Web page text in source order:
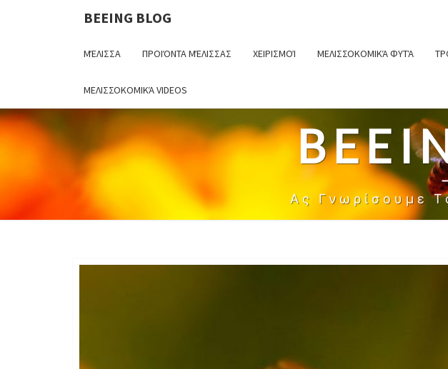
BEEING BLOG
ΜΈΛΙΣΣΑ ΠΡΟΙΌΝΤΑ ΜΈΛΙΣΣΑΣ ΧΕΙΡΙΣΜΟΊ ΜΕΛΙΣΣΟΚΟΜΙΚΆ ΦΥΤΆ
ΜΕΛΙΣΣΟΚΟΜΙΚΆ VIDEOS
Ας Γνωρίσουμε